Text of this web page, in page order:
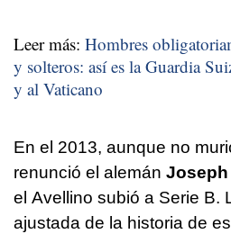
Leer más: Hombres
y solteros: así es la Guardia
y al Vaticano
En el 2013, aunque no
renunció el alemán Joseph
el Avellino subió a Serie B.
ajustada de la historia de